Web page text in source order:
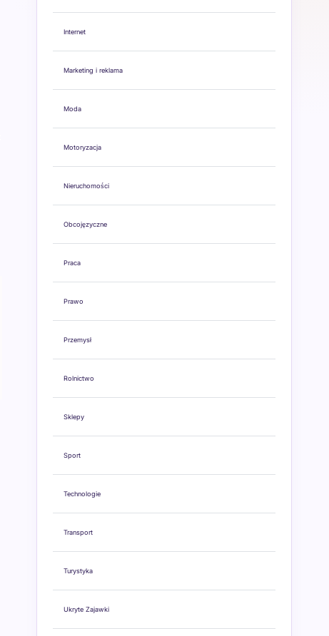
Internet
Marketing i reklama
Moda
Motoryzacja
Nieruchomości
Obcojęzyczne
Praca
Prawo
Przemysł
Rolnictwo
Sklepy
Sport
Technologie
Transport
Turystyka
Ukryte Zajawki